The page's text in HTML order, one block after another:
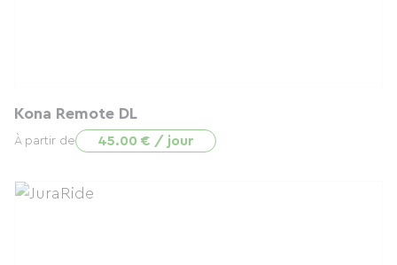
Kona Remote DL
À partir de 45.00 € / jour